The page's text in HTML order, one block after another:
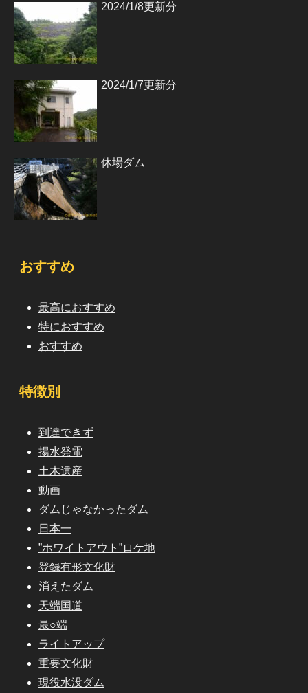
2024/1/8更新分
2024/1/7更新分
休場ダム
おすすめ
最高におすすめ
特におすすめ
おすすめ
特徴別
到達できず
揚水発電
土木遺産
動画
ダムじゃなかったダム
日本一
”ホワイトアウト”ロケ地
登録有形文化財
消えたダム
天端国道
最○端
ライトアップ
重要文化財
現役水没ダム